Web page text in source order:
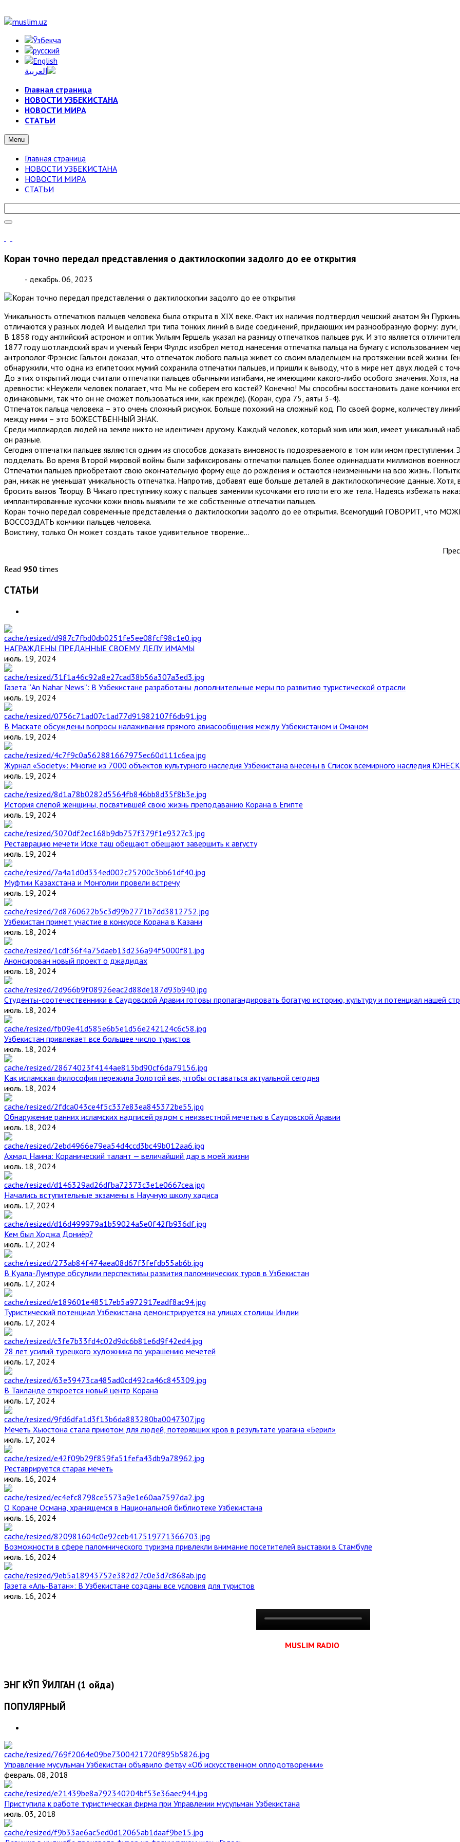
Главная страница
НОВОСТИ УЗБЕКИСТАНА
НОВОСТИ МИРА
СТАТЬИ
Menu
Главная страница
НОВОСТИ УЗБЕКИСТАНА
НОВОСТИ МИРА
СТАТЬИ
Коран точно передал представления о дактилоскопии задолго до ее открытия
- декабрь. 06, 2023
Уникальность отпечатков пальцев человека была открыта в XIX веке. Факт их наличия подтвердил чешский анатом Ян
отличаются у разных людей. И выделил три типа тонких линий в виде соединений, придающих им разнообразную форму: дуги,
В 1858 году английский астроном и оптик Уильям Гершель указал на разницу отпечатков пальцев рук. И это является
1877 году шотландский врач и ученый Генри Фулдс изобрел метод нанесения отпечатка пальца на бумагу с использованием
антрополог Фрэнсис Гальтон доказал, что отпечаток любого пальца живет со своим владельцем на протяжении всей жизни.
обнаружили, что одна из египетских мумий сохранила отпечатки пальцев, и пришли к выводу, что в мире нет двух людей с
До этих открытий люди считали отпечатки пальцев обычными изгибами, не имеющими какого-либо особого значения. Хотя,
древности: «Неужели человек полагает, что Мы не соберем его костей? Конечно! Мы способны восстановить даже кончики
одинаковыми, так что он не сможет пользоваться ими, как прежде). (Коран, сура 75, аяты 3-4).
Отпечаток пальца человека – это очень сложный рисунок. Больше похожий на сложный код. По своей форме, количеству
между ними – это БОЖЕСТВЕННЫЙ ЗНАК.
Среди миллиардов людей на земле никто не идентичен другому. Каждый человек, который жив или жил, имеет уникальный
он разные.
Сегодня отпечатки пальцев являются одним из способов доказать виновность подозреваемого в том или ином
подделать. Во время Второй мировой войны были зафиксированы отпечатки пальцев более одиннадцати миллионов
Отпечатки пальцев приобретают свою окончательную форму еще до рождения и остаются неизменными на всю жизнь.
ран, никак не уменьшат уникальность отпечатка. Напротив, добавят еще больше деталей в дактилоскопические данные.
бросить вызов Творцу. В Чикаго преступнику кожу с пальцев заменили кусочками его плоти его же тела. Надеясь избежать
имплантированные кусочки кожи вновь выявили те же собственные отпечатки пальцев.
Коран точно передал современные представления о дактилоскопии задолго до ее открытия. Всемогущий ГОВОРИТ, что
ВОССОЗДАТЬ кончики пальцев человека.
Воистину, только Он может создать такое удивительное творение…
Read 950 times
СТАТЬИ
НАГРАЖДЕНЫ ПРЕДАННЫЕ СВОЕМУ ДЕЛУ ИМАМЫ
июль. 19, 2024
Газета “An Nahar News”: В Узбекистане разработаны дополнительные меры по развитию туристической отрасли
июль. 19, 2024
В Маскате обсуждены вопросы налаживания прямого авиасообщения между Узбекистаном и Оманом
июль. 19, 2024
Журнал «Society»: Многие из 7000 объектов культурного наследия Узбекистана внесены в Список всемирного наследия
июль. 19, 2024
История слепой женщины, посвятившей свою жизнь преподаванию Корана в Египте
июль. 19, 2024
Реставрацию мечети Иске таш обещают обещают завершить к августу
июль. 19, 2024
Муфтии Казахстана и Монголии провели встречу
июль. 19, 2024
Узбекистан примет участие в конкурсе Корана в Казани
июль. 18, 2024
Анонсирован новый проект о джадидах
июль. 18, 2024
Студенты-соотечественники в Саудовской Аравии готовы пропагандировать богатую историю, культуру и потенциал нашей
июль. 18, 2024
Узбекистан привлекает все большее число туристов
июль. 18, 2024
Как исламская философия пережила Золотой век, чтобы оставаться актуальной сегодня
июль. 18, 2024
Обнаружение ранних исламских надписей рядом с неизвестной мечетью в Саудовской Аравии
июль. 18, 2024
Ахмад Наина: Коранический талант — величайший дар в моей жизни
июль. 18, 2024
Начались вступительные экзамены в Научную школу хадиса
июль. 17, 2024
Кем был Ходжа Дониёр?
июль. 17, 2024
В Куала-Лумпуре обсудили перспективы развития паломнических туров в Узбекистан
июль. 17, 2024
Туристический потенциал Узбекистана демонстрируется на улицах столицы Индии
июль. 17, 2024
28 лет усилий турецкого художника по украшению мечетей
июль. 17, 2024
В Таиланде откроется новый центр Корана
июль. 17, 2024
Мечеть Хьюстона стала приютом для людей, потерявших кров в результате урагана «Берил»
июль. 17, 2024
Реставрируется старая мечеть
июль. 16, 2024
О Коране Османа, хранящемся в Национальной библиотеке Узбекистана
июль. 16, 2024
Возможности в сфере паломнического туризма привлекли внимание посетителей выставки в Стамбуле
июль. 16, 2024
Газета «Аль-Ватан»: В Узбекистане созданы все условия для туристов
июль. 16, 2024
MUSLIM RADIO
ЭНГ КЎП ЎҚИЛГАН (1 ойда)
ПОПУЛЯРНЫЙ
Управление мусульман Узбекистан объявило фетву «Об искусственном оплодотворении»
февраль. 08, 2018
Приступила к работе туристическая фирма при Управлении мусульман Узбекистана
июль. 03, 2018